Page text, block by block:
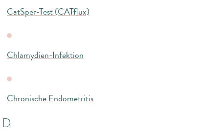
CatSper-Test (CATflux)
Chlamydien-Infektion
Chronische Endometritis
D